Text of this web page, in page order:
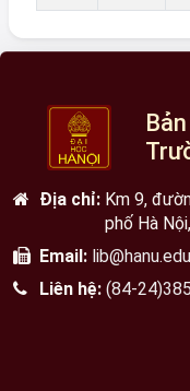
Địa chỉ: Km 9,
phố Hà
Email:
Liên hệ: (84-